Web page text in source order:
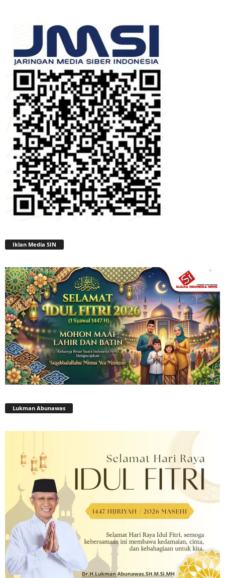
Iklan Media SIN
Lukman Abunawas